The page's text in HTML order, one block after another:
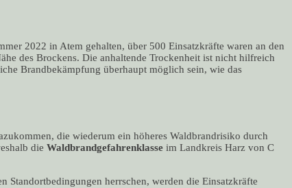
2022 in Atem gehalten, über 500 Einsatzkräfte waren an den
des Brockens. Die anhaltende Trockenheit ist nicht hilfreich
Brandbekämpfung überhaupt möglich sein, wie das
die wiederum ein höheres Waldbrandrisiko durch
die Waldbrandgefahrenklasse im Landkreis Harz von C
Standortbedingungen herrschen, werden die Einsatzkräfte